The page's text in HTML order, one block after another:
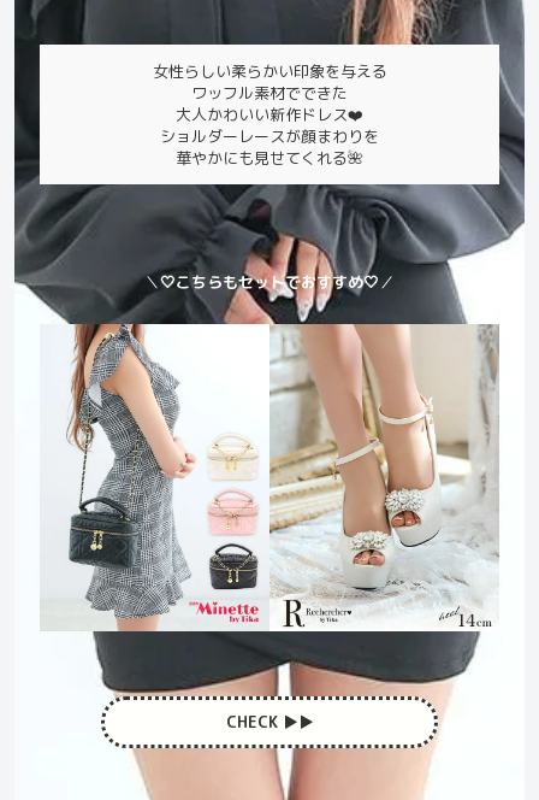
女性らしい柔らかい印象を与える
ワッフル素材でできた
大人かわいい新作ドレス❤️
ショルダーレースが顔まわりを
華やかにも見せてくれる🌺
＼🤍こちらもセットでおすすめ🤍／
CHECK ▶︎▶︎